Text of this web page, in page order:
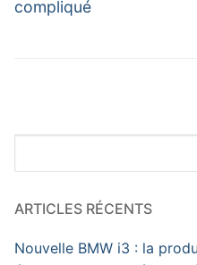
compliqué
ARTICLES RÉCENTS
Nouvelle BMW i3 : la